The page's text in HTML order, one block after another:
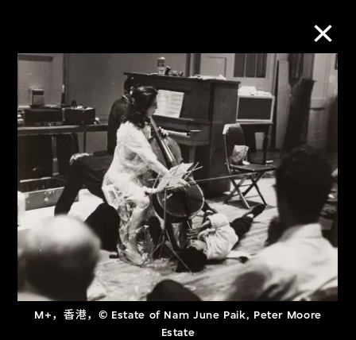
M+，香港，© Estate of Nam June Paik, Peter Moore
Estate
M+藏品
进一步筛选 搜索
关于M+藏品
探索世界顶级的二十及二十一世纪视觉
文化藏品。